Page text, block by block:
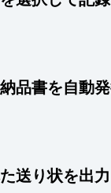
品書を自動
送り状を出力